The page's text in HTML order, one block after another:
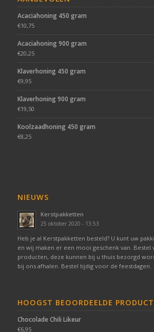
Acaciahoning 450 gram
€10,75
Acaciahoning 900 gram
€20,25
Klaverhoning 450 gram
€9,95
Klaverhoning 900 gram
€19,50
Koolzaadhoning 450 gram
€8,25
NIEUWS
Kerstpakketten
25 oktober 2020 - 13:53
Heb je al Kerstpakketten besteld? U kunt uw
en wij maken er een mooi geschenk van. Bestel
producten, deze kunnen bij u thuis bezorgd
bij ons afhalen. Bestel tijdig voor de feestdagen.
HOOGST BEOORDEELDE
Chocolade Chili Likeur
€6,95